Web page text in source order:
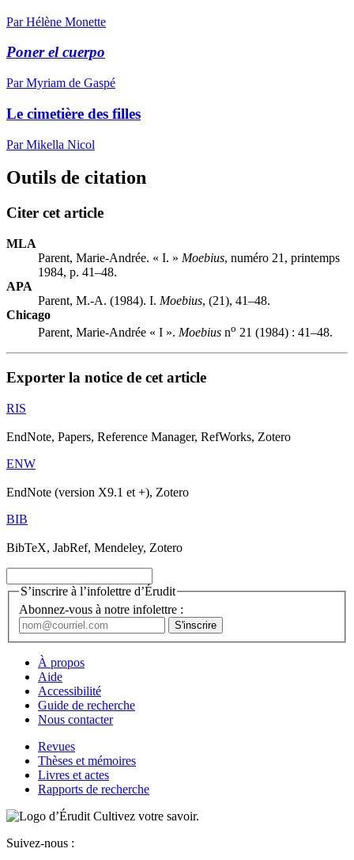
Par Hélène Monette
Poner el cuerpo
Par Myriam de Gaspé
Le cimetière des filles
Par Mikella Nicol
Outils de citation
Citer cet article
MLA
Parent, Marie-Andrée. « I. » Moebius, numéro 21, printemps
1984, p. 41–48.
APA
Parent, M.-A. (1984). I. Moebius, (21), 41–48.
Chicago
Parent, Marie-Andrée « I ». Moebius no 21 (1984) : 41–48.
Exporter la notice de cet article
RIS
EndNote, Papers, Reference Manager, RefWorks, Zotero
ENW
EndNote (version X9.1 et +), Zotero
BIB
BibTeX, JabRef, Mendeley, Zotero
S’inscrire à l’infolettre d’Érudit
Abonnez-vous à notre infolettre :
À propos
Aide
Accessibilité
Guide de recherche
Nous contacter
Revues
Thèses et mémoires
Livres et actes
Rapports de recherche
Cultivez votre savoir.
Suivez-nous :